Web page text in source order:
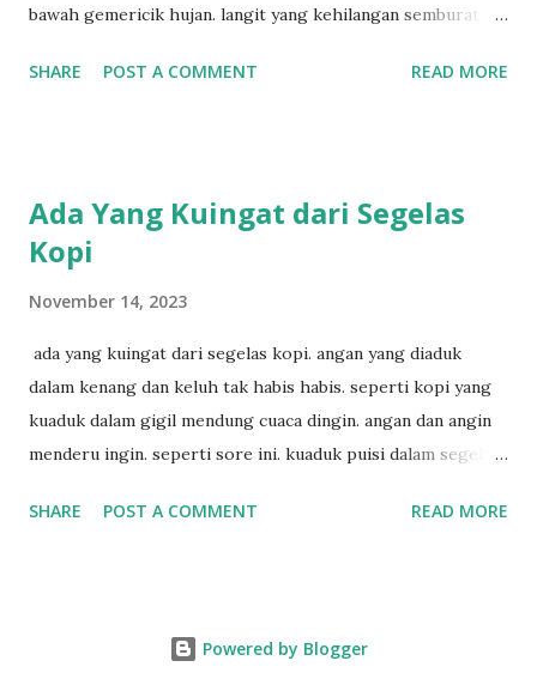
bawah gemericik hujan. langit yang kehilangan semburat
penyair? apakah sia sia aku dituliskan. puisi menggigil
SHARE POST A COMMENT READ MORE
Ada Yang Kuingat dari Segelas
Kopi
November 14, 2023
ada yang kuingat dari segelas kopi. angan yang diaduk
dalam kenang dan keluh tak habis habis. seperti kopi yang
kuaduk dalam gigil mendung cuaca dingin. angan dan angin
menderu ingin. seperti sore ini. kuaduk puisi dalam segelas
SHARE POST A COMMENT READ MORE
Powered by Blogger